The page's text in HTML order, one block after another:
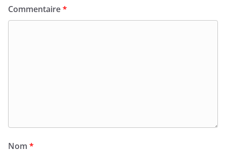
Commentaire*
Nom *